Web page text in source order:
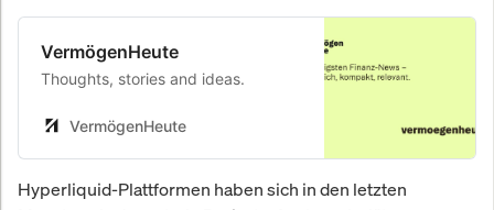
VermögenHeute
Thoughts, stories and ideas.
VermögenHeute
Hyperliquid-Plattformen haben sich in den letzten